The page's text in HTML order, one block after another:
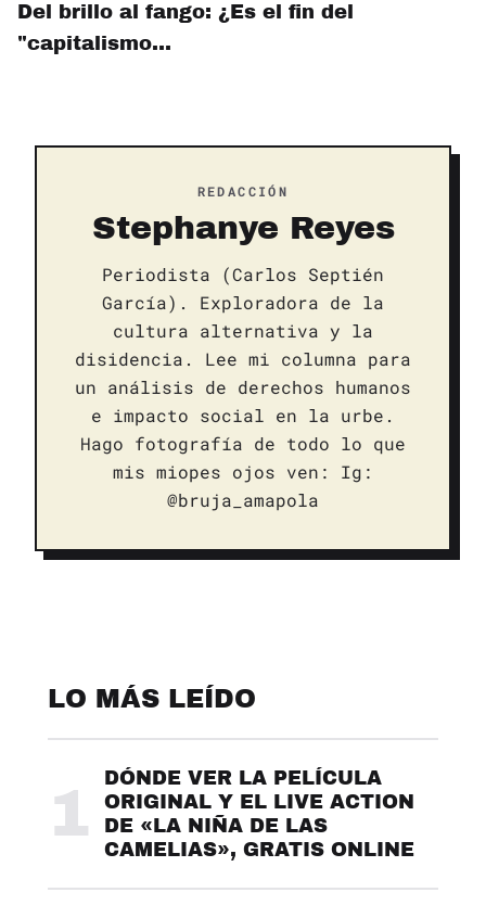
Del brillo al fango: ¿Es el fin del
"capitalismo…
REDACCIÓN
Stephanye Reyes
Periodista (Carlos Septién
García). Exploradora de la
cultura alternativa y la
disidencia. Lee mi columna para
un análisis de derechos humanos
e impacto social en la urbe.
Hago fotografía de todo lo que
mis miopes ojos ven: Ig:
@bruja_amapola
LO MÁS LEÍDO
1
DÓNDE VER LA PELÍCULA
ORIGINAL Y EL LIVE ACTION
DE «LA NIÑA DE LAS
CAMELIAS», GRATIS ONLINE